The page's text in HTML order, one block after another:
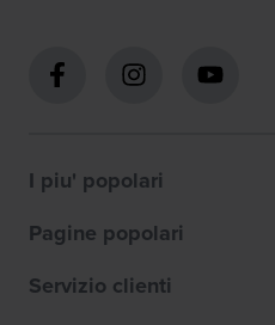
I piu' popolari
Pagine popolari
Servizio clienti